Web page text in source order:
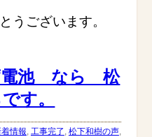
うございます。
電池 なら 松
す。
情報, 工事完了 , 松下和樹の声,